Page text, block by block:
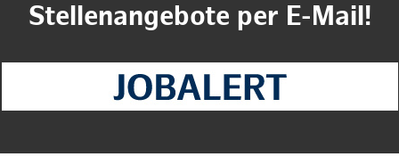
Stellenangebote per E-Mail!